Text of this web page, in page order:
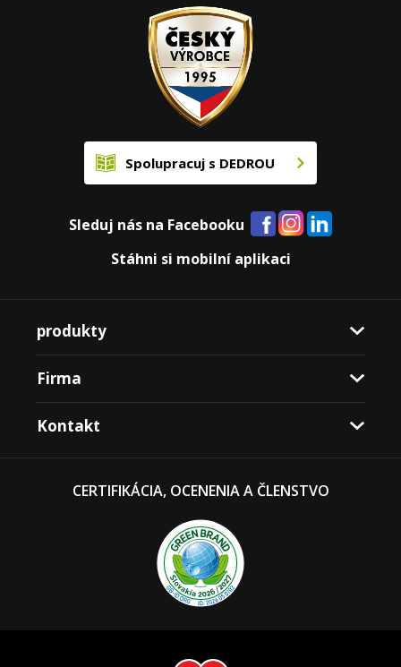
Spolupracuj s DEDROU
Sleduj nás na Facebooku
Stáhni si mobilní aplikaci
produkty
Firma
Kontakt
CERTIFIKÁCIA, OCENENIA A ČLENSTVO